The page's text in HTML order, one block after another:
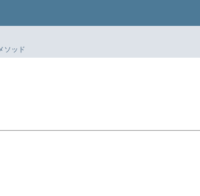
ソッド